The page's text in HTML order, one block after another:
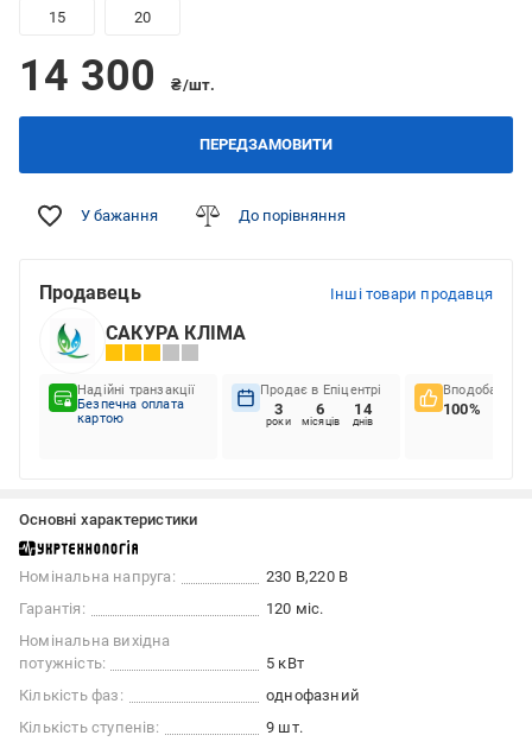
15 20
14 300 ₴/шт.
ПЕРЕДЗАМОВИТИ
У бажання До порівняння
Продавець Інші товари продавця
САКУРА КЛІМА
Надійні транзакції
Безпечна оплата
картою
Продає в Епіцентрі
3
роки
6
місяців
14
днів
Вподобання
100%
Основні характеристики
Номінальна напруга: 230 В 220 В
Гарантія:
120 міс.
Номінальна вихідна
потужність:
5 кВт
Кількість фаз:
однофазний
Кількість ступенів:
9 шт.